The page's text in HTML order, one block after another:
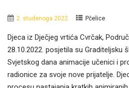
2. studenoga 2022. Pčelice
Djeca iz Dječjeg vrtića Cvrčak,
28.10.2022. posjetila su Graditeljsku
Svjetskog dana animacije učenici i
radionice za svoje nove prijatelje.